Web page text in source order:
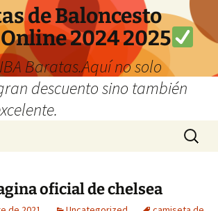
de Baloncesto
2024 2025
Baratas.Aquí no solo
descuento sino también
Buscar:
oficial de chelsea